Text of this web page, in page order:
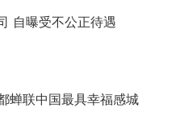
自曝受不公正待遇
蝉联中国最具幸福感城